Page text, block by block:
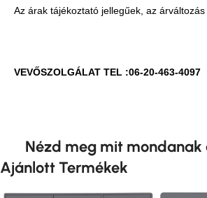
Az árak tájékoztató jellegűek, az
VEVŐSZOLGÁLAT TEL :06-20-463-4097
Nézd meg mit mondanak
Ajánlott Termékek